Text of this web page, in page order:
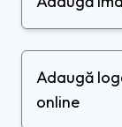
Adaugă
online